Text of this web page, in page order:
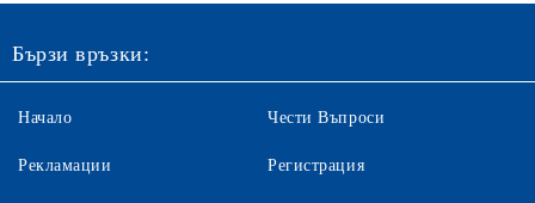
Бързи връзки:
Начало
Рекламации
Чести Въпроси
Регистрация